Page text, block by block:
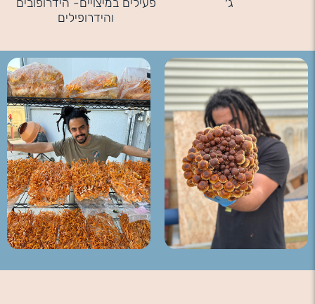
ג׳
פעילים במיצויים- הידרופובים
והידרופילים